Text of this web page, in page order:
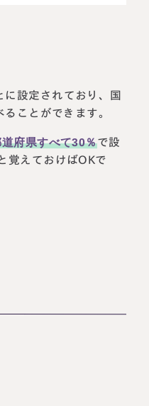
設定されており、国
ことができます。
府県すべて30％で設
覚えておけばOKで